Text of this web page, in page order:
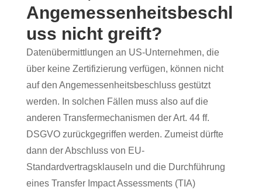
Angemessenheitsbeschl
uss nicht greift?
Datenübermittlungen an US-Unternehmen, die
über keine Zertifizierung verfügen, können nicht
auf den Angemessenheitsbeschluss gestützt
werden. In solchen Fällen muss also auf die
anderen Transfermechanismen der Art. 44 ff.
DSGVO zurückgegriffen werden. Zumeist dürfte
dann der Abschluss von EU-
Standardvertragsklauseln und die Durchführung
eines Transfer Impact Assessments (TIA)